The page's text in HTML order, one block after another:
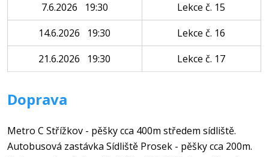
7.6.2026 19:30
Lekce č. 15
14.6.2026 19:30
Lekce č. 16
21.6.2026 19:30
Lekce č. 17
Doprava
Metro C Střížkov - pěšky cca 400m středem sídliště.
Autobusová zastávka Sídliště Prosek - pěšky cca 200m.